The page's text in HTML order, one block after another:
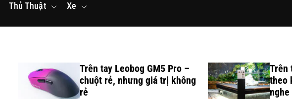
e
n
.
Thủ Thuật Xe
Trên tay Leobog GM5 Pro –
chuột rẻ, nhưng giá trị không
rẻ
Trên
theo
nghe